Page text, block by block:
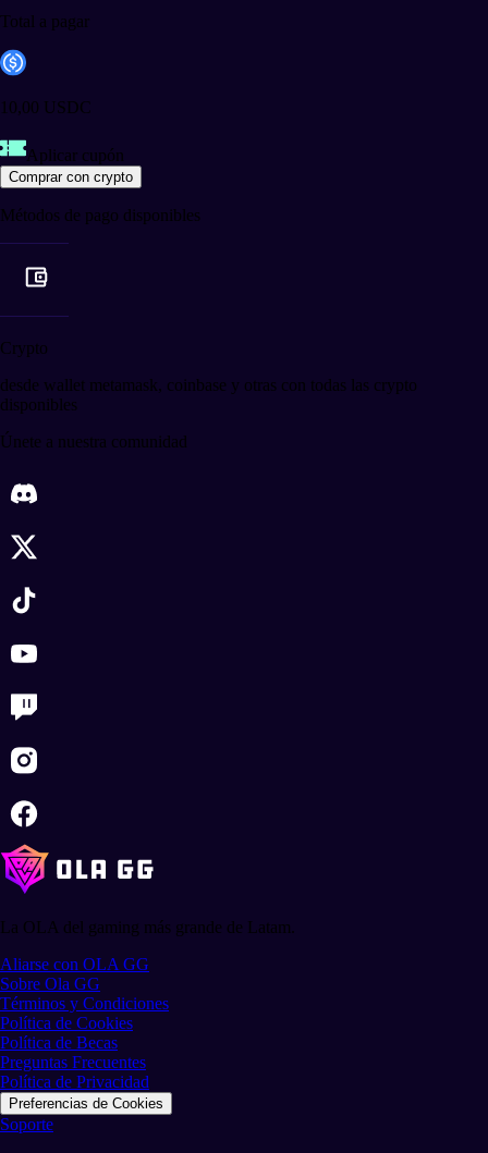
Total a pagar
10,00 USDC
Aplicar cupón
Comprar con crypto
Métodos de pago disponibles
Crypto
desde wallet metamask, coinbase y otras con todas las crypto
disponibles
Únete a nuestra comunidad
La OLA del gaming más grande de Latam.
Aliarse con OLA GG
Sobre Ola GG
Términos y Condiciones
Política de Cookies
Política de Becas
Preguntas Frecuentes
Política de Privacidad
Preferencias de Cookies
Soporte